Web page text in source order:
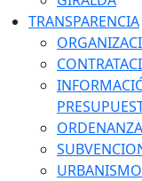
TRANSPARENCIA
URBANISMO